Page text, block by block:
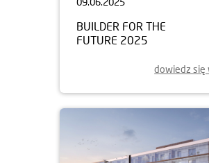
BUILDER FOR THE
FUTURE 2025
dowiedz się